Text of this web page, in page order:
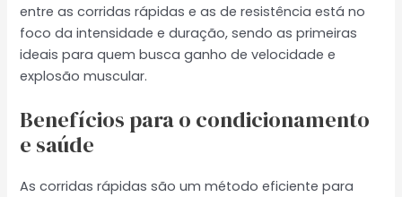
entre as corridas rápidas e as de resistência está no
foco da intensidade e duração, sendo as primeiras
ideais para quem busca ganho de velocidade e
explosão muscular.
Benefícios para o condicionamento
e saúde
As corridas rápidas são um método eficiente para